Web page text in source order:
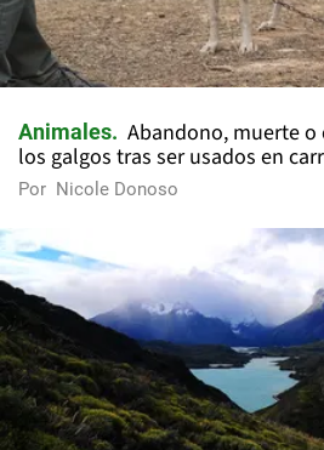
Animales
Abandono, muerte o
los galgos tras ser usados en
Por Nicole Donoso